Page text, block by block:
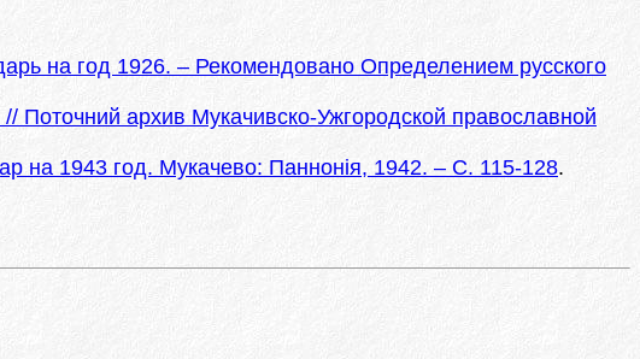
на год 1926. – Рекомендовано Определением русского
архив Мукачивско-Ужгородской православной
на 1943 год. Мукачево: Паннонія, 1942. – С. 115-128.